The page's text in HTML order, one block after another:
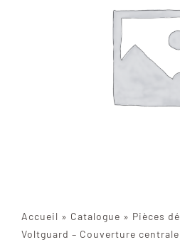
Accueil » Catalogue » Pièces
Voltguard – Couverture centrale